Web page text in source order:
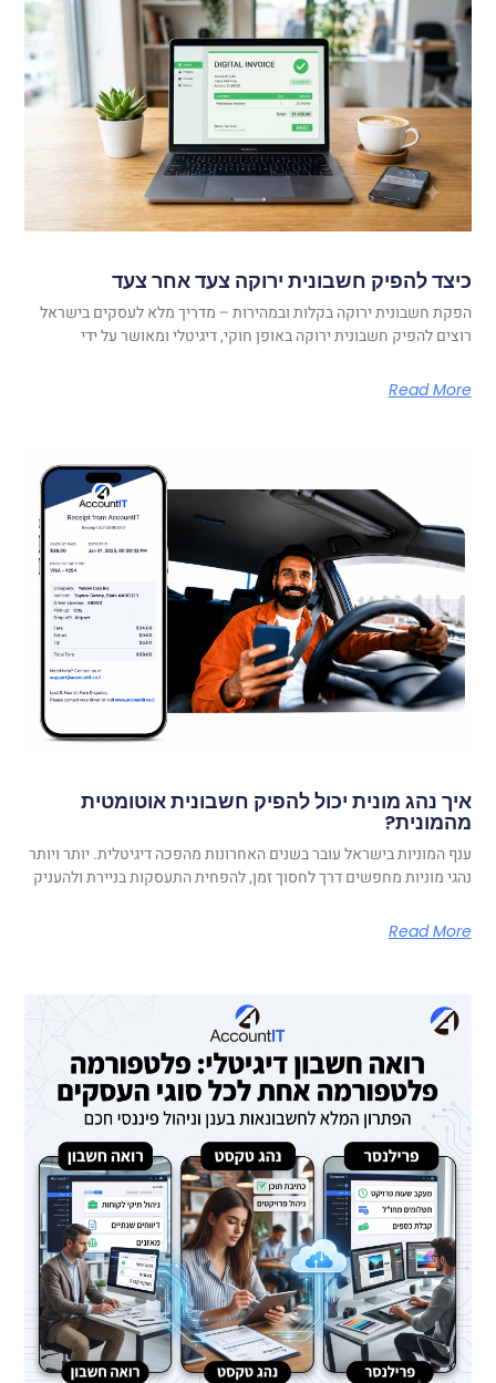
כיצד להפיק חשבונית ירוקה צעד אחר צעד
הפקת חשבונית ירוקה בקלות ובמהירות – מדריך מלא לעסקים בישראל
רוצים להפיק חשבונית ירוקה באופן חוקי, דיגיטלי ומאושר על ידי
Read More
איך נהג מונית יכול להפיק חשבונית אוטומטית
מהמונית?
ענף המוניות בישראל עובר בשנים האחרונות מהפכה דיגיטלית. יותר ויותר
נהגי מוניות מחפשים דרך לחסוך זמן, להפחית התעסקות בניירת ולהעניק
Read More